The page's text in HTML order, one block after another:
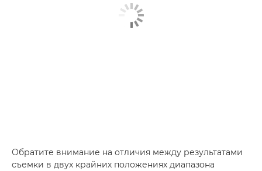
Обратите внимание на отличия между результатами
съемки в двух крайних положениях диапазона